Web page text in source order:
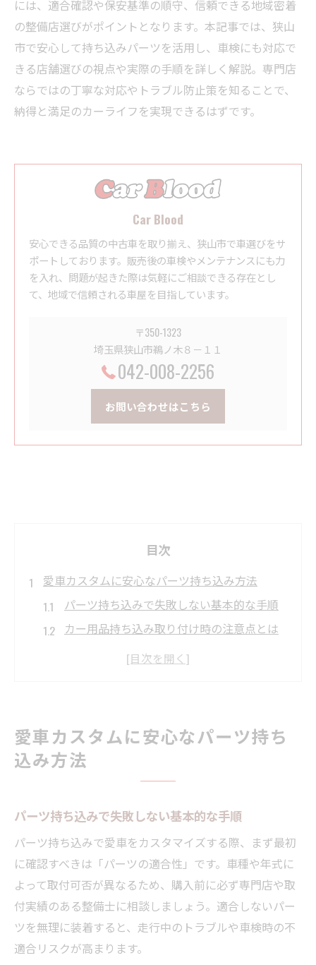
には、適合確認や保安基準の順守、信頼できる地域密着
の整備店選びがポイントとなります。本記事では、狭山
市で安心して持ち込みパーツを活用し、車検にも対応で
きる店舗選びの視点や実際の手順を詳しく解説。専門店
ならではの丁寧な対応やトラブル防止策を知ることで、
納得と満足のカーライフを実現できるはずです。
Car Blood
安心できる品質の中古車を取り揃え、狭山市で車選びをサ
ポートしております。販売後の車検やメンテナンスにも力
を入れ、問題が起きた際は気軽にご相談できる存在とし
て、地域で信頼される車屋を目指しています。
〒350-1323
埼玉県狭山市鵜ノ木８－１１
042-008-2256
お問い合わせはこちら
目次
愛車カスタムに安心なパーツ持ち込み方法
パーツ持ち込みで失敗しない基本的な手順
カー用品持ち込み取り付け時の注意点とは
社外パーツも安心の持ち込み活用術
パーツ持ち込みの安全確保に必要な注意点
パーツ持ち込み時に確認すべき安全基準
カー用品持ち込み取り付けで重視する安全
性
グーピット対応店舗での安全チェック方法
パーツ持ち込みで起きやすいトラブル回避
策
埼玉県狭山市で安全な持ち込み取付を実現
安全なパーツ持ち込み取付店の選び方
愛車カスタムに安心なパーツ持ち
込み方法
パーツ持ち込みで失敗しない基本的な手順
パーツ持ち込みで愛車をカスタマイズする際、まず最初
に確認すべきは「パーツの適合性」です。車種や年式に
よって取付可否が異なるため、購入前に必ず専門店や取
付実績のある整備士に相談しましょう。適合しないパー
ツを無理に装着すると、走行中のトラブルや車検時の不
適合リスクが高まります。